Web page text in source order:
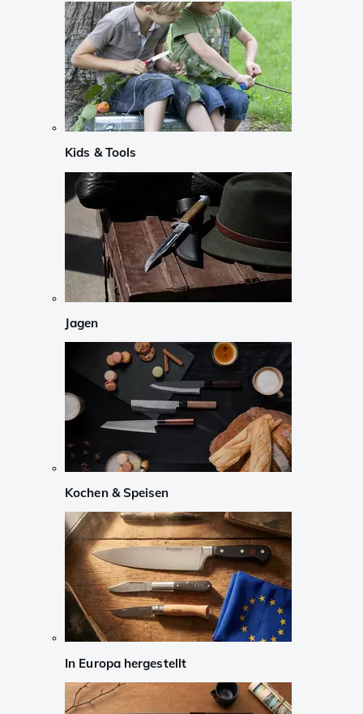
Kids & Tools
Jagen
Kochen & Speisen
In Europa hergestellt